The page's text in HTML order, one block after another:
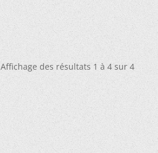
Affichage des résultats 1 à 4 sur 4